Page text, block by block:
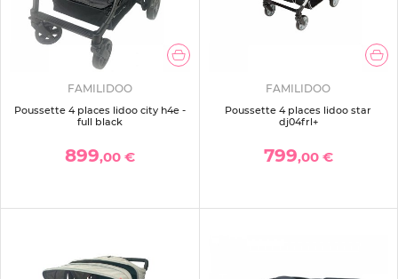
FAMILIDOO
Poussette 4 places lidoo city h4e -
full black
899,00 €
FAMILIDOO
Poussette 4 places lidoo star
dj04frl+
799,00 €